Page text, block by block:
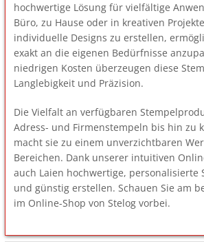
hochwertige Lösung für vielfältige
Büro, zu Hause oder in kreativen
individuelle Designs zu erstellen,
exakt an die eigenen Bedürfnisse
niedrigen Kosten überzeugen diese
Langlebigkeit und Präzision.
Die Vielfalt an verfügbaren
Adress- und Firmenstempeln bis hin zu
macht sie zu einem unverzichtbaren
Bereichen. Dank unserer intuitiven
auch Laien hochwertige, personalisierte
und günstig erstellen. Schauen Sie am
im Online-Shop von Stelog vorbei.